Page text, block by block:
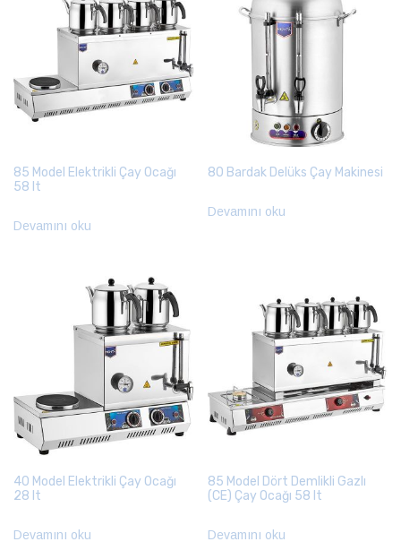
85 Model Elektrikli Çay Ocağı
58 lt
Devamını oku
80 Bardak Delüks Çay Makinesi
Devamını oku
40 Model Elektrikli Çay Ocağı
28 lt
Devamını oku
85 Model Dört Demlikli Gazlı
(CE) Çay Ocağı 58 lt
Devamını oku